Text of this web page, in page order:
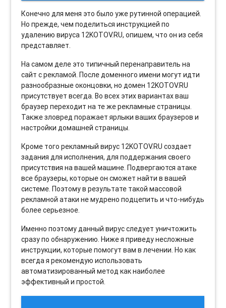
Конечно для меня это было уже рутинной операцией.
Но прежде, чем поделиться инструкцией по
удалению вируса 12KOTOV.RU, опишем, что он из себя
представляет.
На самом деле это типичный перенаправитель на
сайт с рекламой. После доменного имени могут идти
разнообразные оконцовки, но домен 12KOTOV.RU
присутствует всегда. Во всех этих вариантах ваш
браузер переходит на те же рекламные страницы.
Также зловред поражает ярлыки ваших браузеров и
настройки домашней страницы.
Кроме того рекламный вирус 12KOTOV.RU создает
задания для исполнения, для поддержания своего
присутствия на вашей машине. Подвергаются атаке
все браузеры, которые он сможет найти в вашей
системе. Поэтому в результате такой массовой
рекламной атаки не мудрено подцепить и что-нибудь
более серьезное.
Именно поэтому данный вирус следует уничтожить
сразу по обнаружению. Ниже я приведу несложные
инструкции, которые помогут вам в лечении. Но как
всегда я рекомендую использовать
автоматизированный метод как наиболее
эффективный и простой.